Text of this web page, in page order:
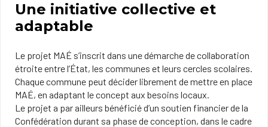
Une initiative collective et
adaptable
Le projet MAÉ s’inscrit dans une démarche de collaboration
étroite entre l’État, les communes et leurs cercles scolaires.
Chaque commune peut décider librement de mettre en place
MAÉ, en adaptant le concept aux besoins locaux.
Le projet a par ailleurs bénéficié d’un soutien financier de la
Confédération durant sa phase de conception, dans le cadre